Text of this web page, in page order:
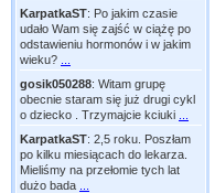
KarpatkaST: Po jakim czasie
udało Wam się zajść w ciążę po
odstawieniu hormonów i w jakim
wieku?
gosik050288: Witam grupę
obecnie staram się już drugi cykl
o dziecko . Trzymajcie kciuki
KarpatkaST: 2,5 roku. Poszłam
po kilku miesiącach do lekarza.
Mieliśmy na przełomie tych lat
dużo bada